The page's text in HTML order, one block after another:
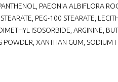
PAEONIA ALBIFLORA
PEG-100 STEARATE,
ISOSORBIDE, ARGININE,
POWDER, XANTHAN GUM, SODIUM